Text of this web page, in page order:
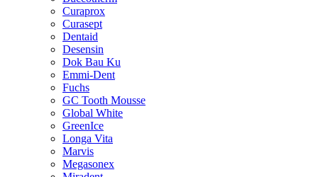
Curaprox
Curasept
Dentaid
Desensin
Dok Bau Ku
Emmi-Dent
Fuchs
GC Tooth Mousse
Global White
GreenIce
Longa Vita
Marvis
Megasonex